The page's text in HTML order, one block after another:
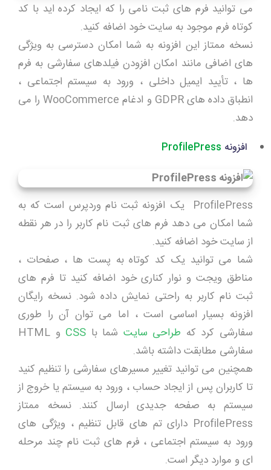
می توانید فرم های ثبت نامی را که ایجاد کرده اید با کد
کوتاه فرم موجود به سایت خود اضافه کنید.
نسخه ممتاز این افزونه به شما امکان دسترسی به ویژگی
های اضافی مانند امکان افزودن فیلدهای سفارشی به فرم
ها ، تأیید ایمیل داخلی ، ورود به سیستم اجتماعی ،
انطباق داده های GDPR و ادغام WooCommerce را می
دهد.
افزونه ProfilePress
ProfilePress یک افزونه ثبت نام وردپرس است که به
شما امکان می دهد فرم های ثبت نام کاربر را در هر نقطه
از سایت خود اضافه کنید.
شما می توانید یک کد کوتاه به پست ها ، صفحات ،
مناطق ویجت و نوار کناری خود اضافه کنید تا فرم های
ثبت نام کاربر به راحتی نمایش داده شود. نسخه رایگان
افزونه بسیار اساسی است ، اما می توان آن را طوری
سفارشی کرد که طراحی سایت شما با CSS
و HTML
سفارشی مطابقت داشته باشد.
همچنین می توانید تغییر مسیرهای سفارشی را تنظیم کنید
تا کاربران پس از ایجاد حساب ، ورود به سیستم یا خروج از
سیستم به صفحه جدیدی ارسال کنند. نسخه ممتاز
ProfilePress دارای تم های قابل تنظیم ، ویژگی های
ورود به سیستم اجتماعی ، فرم های ثبت نام چند مرحله
ای و موارد دیگر است.